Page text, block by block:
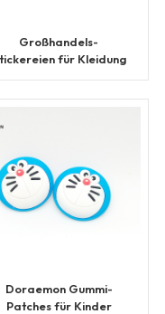
Großhandels-
für Kleidung
Doraemon Gummi-
Patches für Kinder